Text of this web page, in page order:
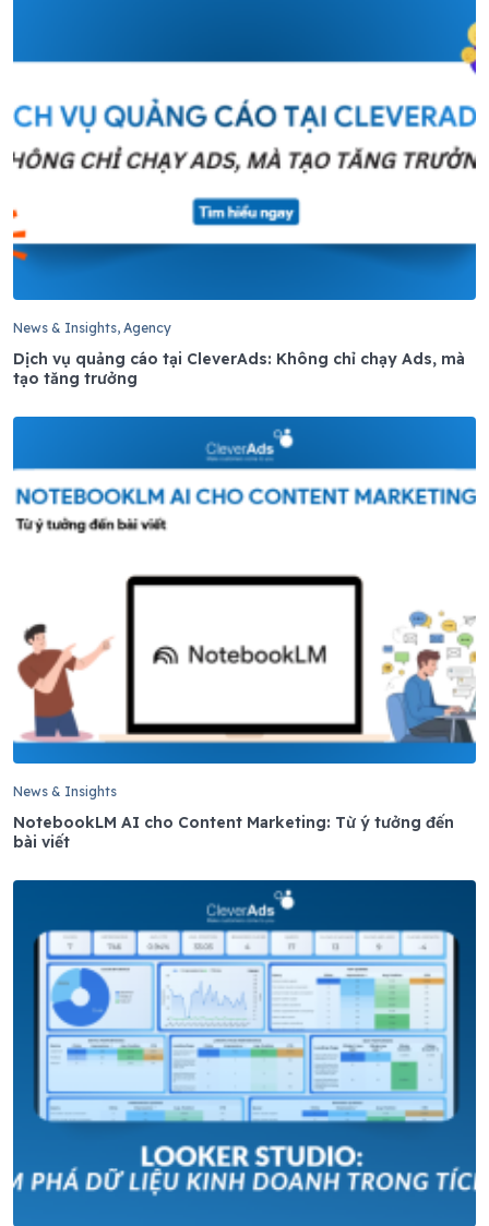
News & Insights, Agency
Dịch vụ quảng cáo tại CleverAds: Không chỉ chạy Ads, mà
tạo tăng trưởng
News & Insights
NotebookLM AI cho Content Marketing: Từ ý tưởng đến
bài viết